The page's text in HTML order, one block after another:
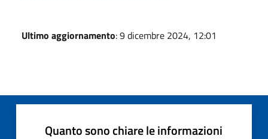
Ultimo aggiornamento: 9 dicembre 2024, 12:01
Quanto sono chiare le informazioni